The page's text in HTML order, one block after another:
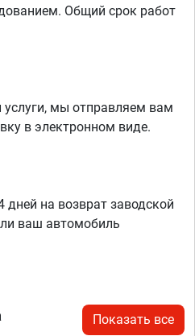
Общий срок работ
мы отправляем вам
в электронном виде.
на возврат заводской
ваш автомобиль
Показать все